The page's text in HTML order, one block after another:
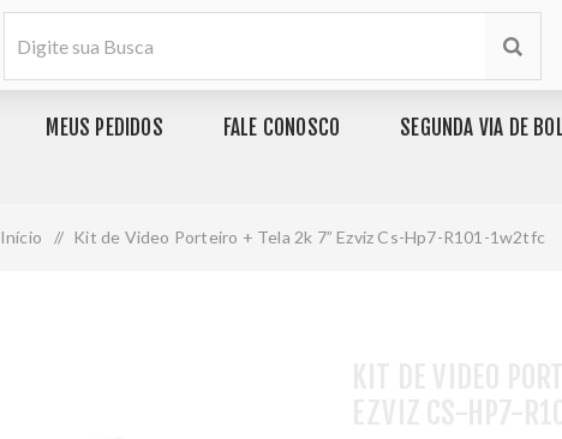
MEUS PEDIDOS FALE CONOSCO SEGUNDA VIA DE
Início / Kit de Video Porteiro + Tela 2k 7” Ezviz Cs-Hp7-R101-1w2tfc